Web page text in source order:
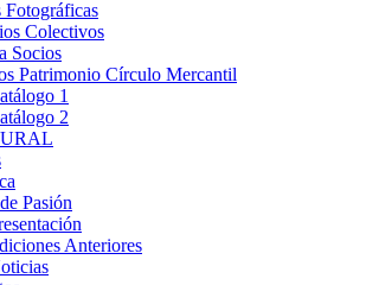
Fotográficas
Colectivos
Socios
Patrimonio Círculo Mercantil
1
2
Pasión
Anteriores